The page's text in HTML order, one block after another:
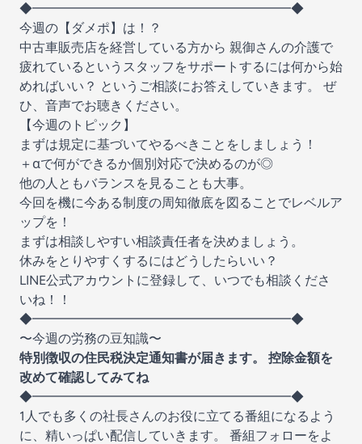
◆━━━━━━━━━━━━━━━━━━━━◆
今週の【ダメポ】は！？
中古車販売店を経営している方から 親御さんの介護で
疲れているというスタッフをサポートするには何から始
めればいい？ というご相談にお答えしていきます。 ぜ
ひ、音声でお聴きください。
【今週のトピック】
まずは規定に基づいてやるべきことをしましょう！
＋αで何ができるか個別対応で決めるのが◎
他の人ともバランスを見ることも大事。
今回を機に今ある制度の周知徹底を図ることでレベルア
ップを！
まずは相談しやすい相談責任者を決めましょう。
休みをとりやすくするにはどうしたらいい？
LINE公式アカウントに登録して、いつでも相談くださ
いね！！
◆━━━━━━━━━━━━━━━━━━━━◆
〜今週の労務の豆知識〜
特別徴収の住民税決定通知書が届きます。 控除金額を
改めて確認してみてね
◆━━━━━━━━━━━━━━━━━━━━◆
1人でも多くの社長さんのお役に立てる番組になるよう
に、精いっぱい配信していきます。 番組フォローをよ